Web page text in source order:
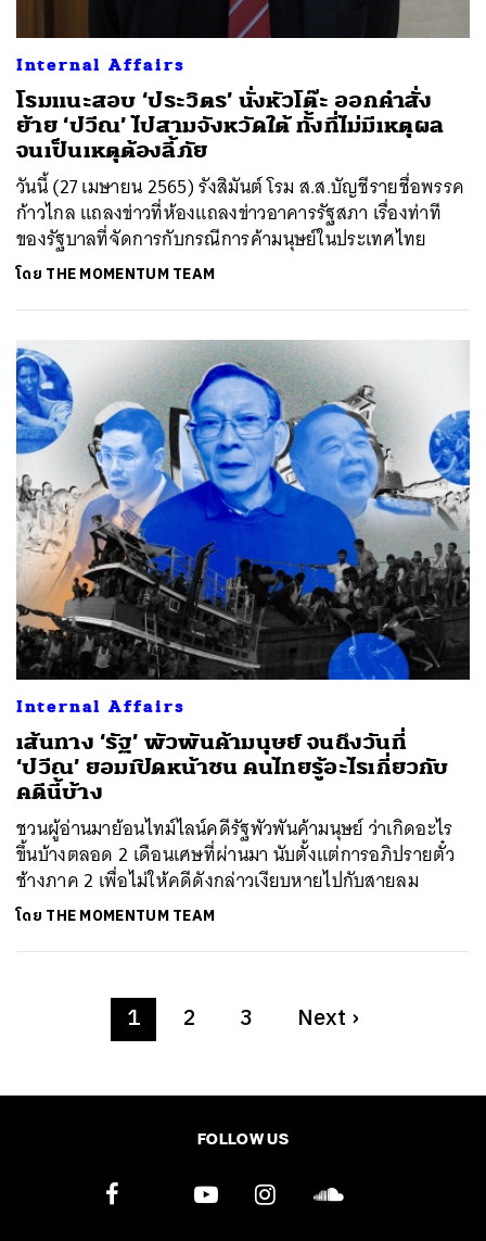
Internal Affairs
โรมแนะสอบ ‘ประวิตร’ นั่งหัวโต๊ะ ออกคำสั่ง
ย้าย ‘ปวีณ’ ไปสามจังหวัดใต้ ทั้งที่ไม่มีเหตุผล
จนเป็นเหตุต้องลี้ภัย
วันนี้ (27 เมษายน 2565) รังสิมันต์ โรม ส.ส.บัญชีรายชื่อพรรค
ก้าวไกล แถลงข่าวที่ห้องแถลงข่าวอาคารรัฐสภา เรื่องท่าที
ของรัฐบาลที่จัดการกับกรณีการค้ามนุษย์ในประเทศไทย
โดย THE MOMENTUM TEAM
Internal Affairs
เส้นทาง ‘รัฐ’ พัวพันค้ามนุษย์ จนถึงวันที่
‘ปวีณ’ ยอมเปิดหน้าชน คนไทยรู้อะไรเกี่ยวกับ
คดีนี้บ้าง
ชวนผู้อ่านมาย้อนไทม์ไลน์คดีรัฐพัวพันค้ามนุษย์ ว่าเกิดอะไร
ขึ้นบ้างตลอด 2 เดือนเศษที่ผ่านมา นับตั้งแต่การอภิปรายตั๋ว
ช้างภาค 2 เพื่อไม่ให้คดีดังกล่าวเงียบหายไปกับสายลม
โดย THE MOMENTUM TEAM
1 2 3 Next›
FOLLOW US